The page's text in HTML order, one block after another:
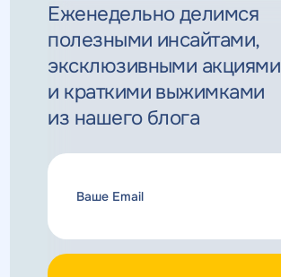
Еженедельно делимся
полезными инсайтами,
эксклюзивными акциями
и краткими выжимками
из нашего блога